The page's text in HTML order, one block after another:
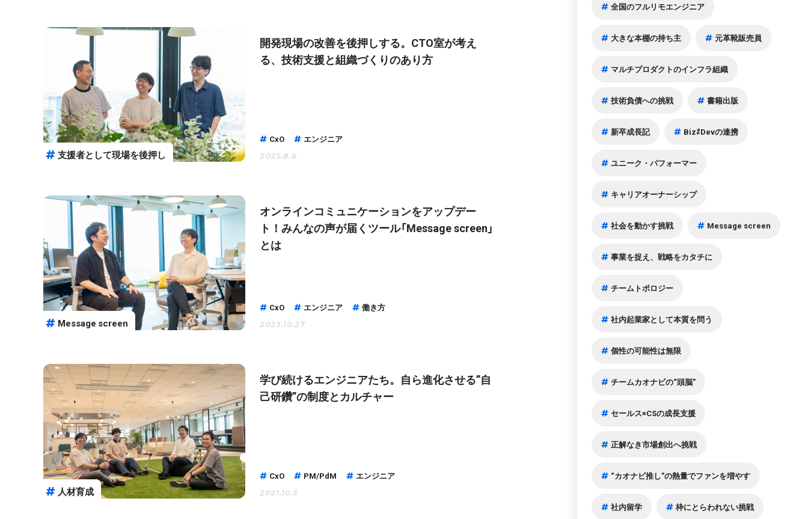
支援者として現場を後押し
開発現場の改善を後押しする。CTO室が考え
る、技術支援と組織づくりのあり方
CxO
エンジニア
2025.8.6
Message screen
オンラインコミュニケーションをアップデー
ト！みんなの声が届くツール「Message screen」
とは
CxO エンジニア
働き方
2023.10.27
人材育成
学び続けるエンジニアたち。自ら進化させる”自
己研鑽”の制度とカルチャー
CxO PM/PdM
エンジニア
2021.10.5
全国のフルリモエンジニア
大きな本棚の持ち主 元革靴販売員
マルチプロダクトのインフラ組織
技術負債への挑戦 書籍出版
新卒成長記 Biz⇄Devの連携
ユニーク・パフォーマー
キャリアオーナーシップ
社会を動かす挑戦 Message screen
事業を捉え、戦略をカタチに
チームトポロジー
社内起業家として本質を問う
個性の可能性は無限
チームカオナビの“頭脳”
セールス×CSの成長支援
正解なき市場創出へ挑戦
“カオナビ推し”の熱量でファンを増やす
社内留学 枠にとらわれない挑戦